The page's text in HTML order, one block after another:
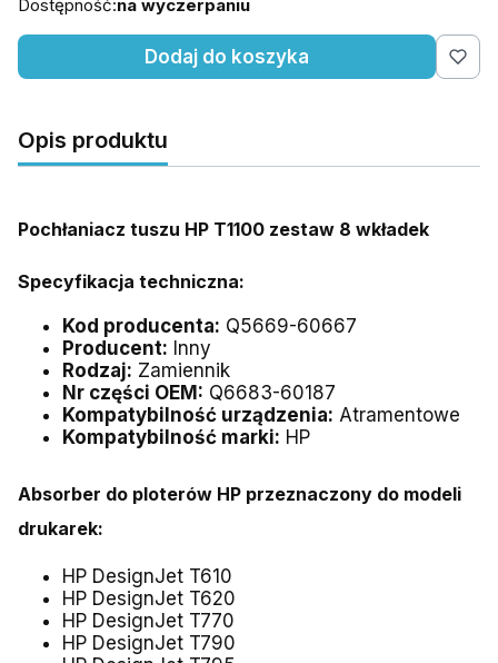
Dostępność:na wyczerpaniu
Dodaj do koszyka
Opis produktu
Pochłaniacz tuszu HP T1100 zestaw 8 wkładek
Specyfikacja techniczna:
Kod producenta: Q5669-60667
Producent: Inny
Rodzaj: Zamiennik
Nr części OEM: Q6683-60187
Kompatybilność urządzenia: Atramentowe
Kompatybilność marki: HP
Absorber do ploterów HP przeznaczony do modeli
drukarek:
HP DesignJet T610
HP DesignJet T620
HP DesignJet T770
HP DesignJet T790